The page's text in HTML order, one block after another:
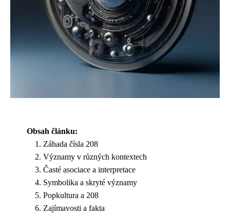
Obsah článku:
Záhada čísla 208
Významy v různých kontextech
Časté asociace a interpretace
Symbolika a skryté významy
Popkultura a 208
Zajímavosti a fakta